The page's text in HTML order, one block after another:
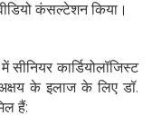
कंसल्टेशन किया।
कार्डियोलॉजिस्ट
के इलाज के लिए डॉ.
हैं: